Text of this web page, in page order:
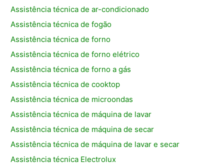
Assistência técnica de ar-condicionado
Assistência técnica de fogão
Assistência técnica de forno
Assistência técnica de forno elétrico
Assistência técnica de forno a gás
Assistência técnica de cooktop
Assistência técnica de microondas
Assistência técnica de máquina de lavar
Assistência técnica de máquina de secar
Assistência técnica de máquina de lavar e secar
Assistência técnica Electrolux